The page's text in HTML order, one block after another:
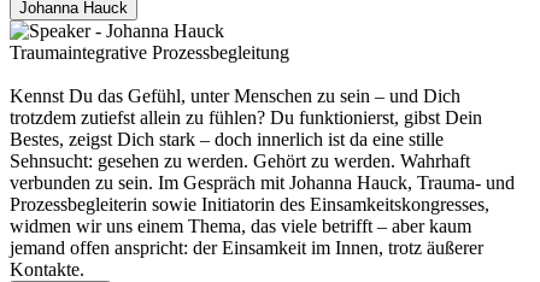
Johanna Hauck
Traumaintegrative Prozessbegleitung
Kennst Du das Gefühl, unter Menschen zu sein – und Dich
trotzdem zutiefst allein zu fühlen? Du funktionierst, gibst Dein
Bestes, zeigst Dich stark – doch innerlich ist da eine stille
Sehnsucht: gesehen zu werden. Gehört zu werden. Wahrhaft
verbunden zu sein. Im Gespräch mit Johanna Hauck, Trauma- und
Prozessbegleiterin sowie Initiatorin des Einsamkeitskongresses,
widmen wir uns einem Thema, das viele betrifft – aber kaum
jemand offen anspricht: der Einsamkeit im Innen, trotz äußerer
Kontakte.